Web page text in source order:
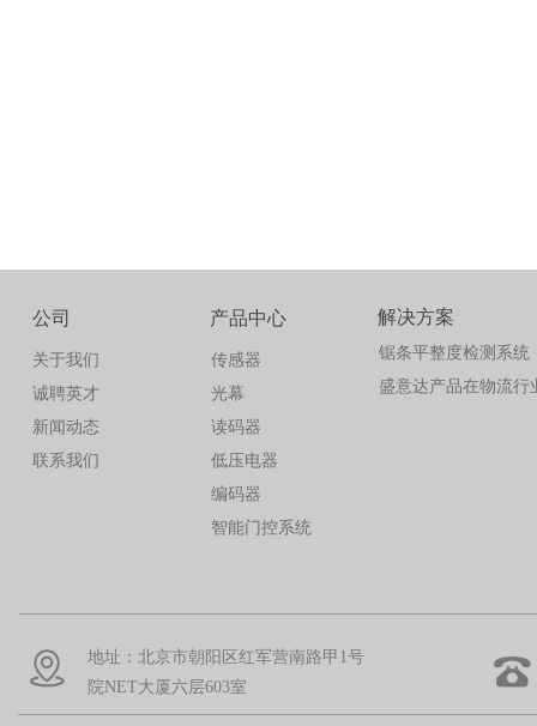
产品中心
传感器
光幕
读码器
低压电器
编码器
智能门控系统
解决方案
关于我们
诚聘英才
新闻动态
联系我们
公司
锯条平整度检测系统
地址：北京市朝阳区红军营南路甲1号
院NET大厦六层603室
盛意达产品在物流行